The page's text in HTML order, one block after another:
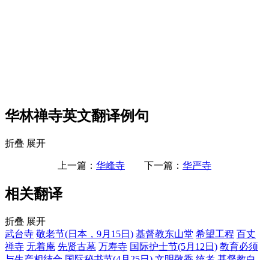
华林禅寺英文翻译例句
折叠 展开
上一篇： 华峰寺 下一篇： 华严寺
相关翻译
折叠 展开
武台寺 敬老节(日本，9月15日) 基督教东山堂 希望工程 百丈
禅寺 无着庵 先贤古墓 万寿寺 国际护士节(5月12日) 教育必须